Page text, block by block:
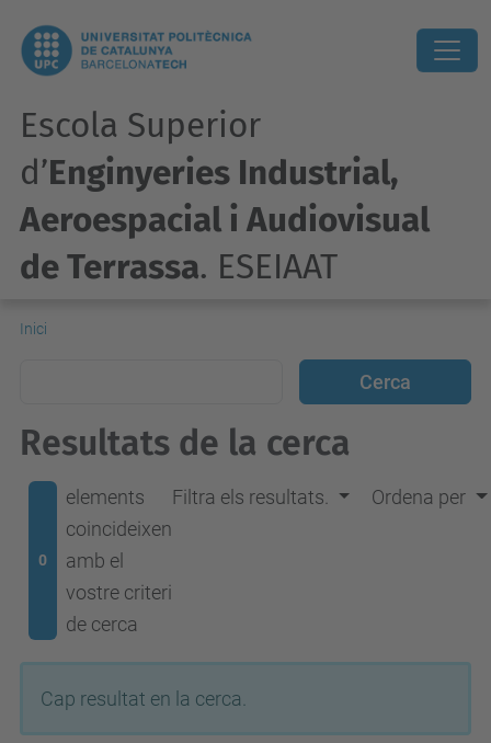
Escola Superior
d’Enginyeries Industrial,
Aeroespacial i Audiovisual
de Terrassa. ESEIAAT
Inici
Resultats de la cerca
0
elements
coincideixen
amb el
vostre criteri
de cerca
Filtra els resultats. Ordena per
Cap resultat en la cerca.